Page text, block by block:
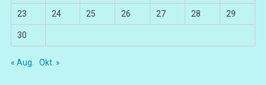
23 24 25 26 27 28 29
30
« Aug. Okt. »